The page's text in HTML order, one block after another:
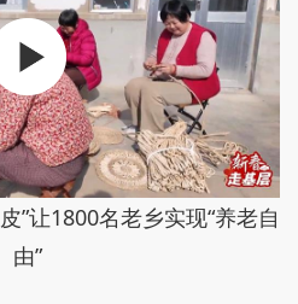
”让1800名老乡实现“养老自
由”